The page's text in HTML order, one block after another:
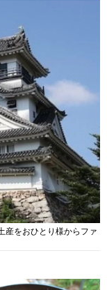
産をおひとり様からファ